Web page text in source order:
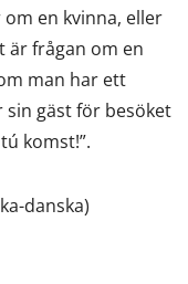
en kvinna, eller
är frågan om en
man har ett
gäst för besöket
komst!”.
danska)